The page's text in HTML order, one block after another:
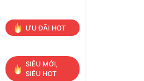
ƯU ĐÃI HOT
SIÊU MỚI,
SIÊU HOT